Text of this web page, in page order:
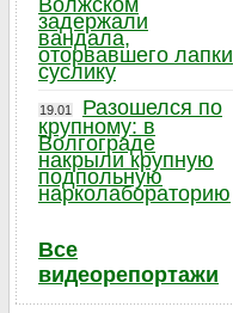
Волжском
задержали
вандала,
оторвавшего лапки
суслику
19.01
Разошелся по
крупному: в
Волгограде
накрыли крупную
подпольную
нарколабораторию
Все
видеорепортажи